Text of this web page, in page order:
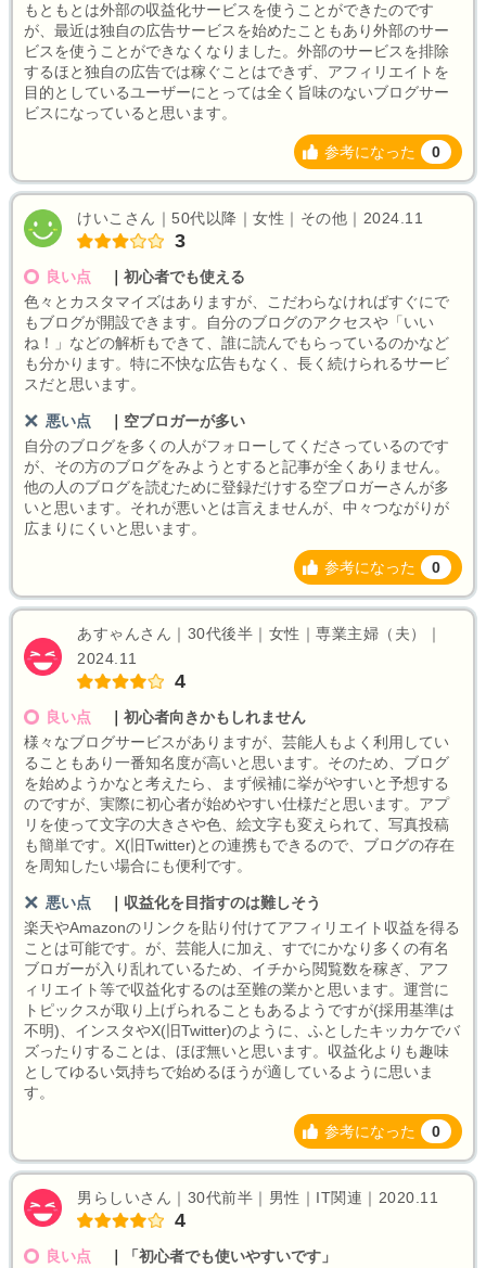
もともとは外部の収益化サービスを使うことができたのです
が、最近は独自の広告サービスを始めたこともあり外部のサー
ビスを使うことができなくなりました。外部のサービスを排除
するほと独自の広告では稼ぐことはできず、アフィリエイトを
目的としているユーザーにとっては全く旨味のないブログサー
ビスになっていると思います。
参考になった 0
けいこさん｜50代以降｜女性｜その他｜2024.11
3
良い点
初心者でも使える
色々とカスタマイズはありますが、こだわらなければすぐにで
もブログが開設できます。自分のブログのアクセスや「いい
ね！」などの解析もできて、誰に読んでもらっているのかなど
も分かります。特に不快な広告もなく、長く続けられるサービ
スだと思います。
悪い点
空ブロガーが多い
自分のブログを多くの人がフォローしてくださっているのです
が、その方のブログをみようとすると記事が全くありません。
他の人のブログを読むために登録だけする空ブロガーさんが多
いと思います。それが悪いとは言えませんが、中々つながりが
広まりにくいと思います。
参考になった 0
あすゃんさん｜30代後半｜女性｜専業主婦（夫）｜
2024.11
4
良い点
初心者向きかもしれません
様々なブログサービスがありますが、芸能人もよく利用してい
ることもあり一番知名度が高いと思います。そのため、ブログ
を始めようかなと考えたら、まず候補に挙がやすいと予想する
のですが、実際に初心者が始めやすい仕様だと思います。アプ
リを使って文字の大きさや色、絵文字も変えられて、写真投稿
も簡単です。X(旧Twitter)との連携もできるので、ブログの存在
を周知したい場合にも便利です。
悪い点
収益化を目指すのは難しそう
楽天やAmazonのリンクを貼り付けてアフィリエイト収益を得る
ことは可能です。が、芸能人に加え、すでにかなり多くの有名
ブロガーが入り乱れているため、イチから閲覧数を稼ぎ、アフ
ィリエイト等で収益化するのは至難の業かと思います。運営に
トピックスが取り上げられることもあるようですが(採用基準は
不明)、インスタやX(旧Twitter)のように、ふとしたキッカケでバ
ズったりすることは、ほぼ無いと思います。収益化よりも趣味
としてゆるい気持ちで始めるほうが適しているように思いま
す。
参考になった 0
男らしいさん｜30代前半｜男性｜IT関連｜2020.11
4
良い点 「初心者でも使いやすいです」